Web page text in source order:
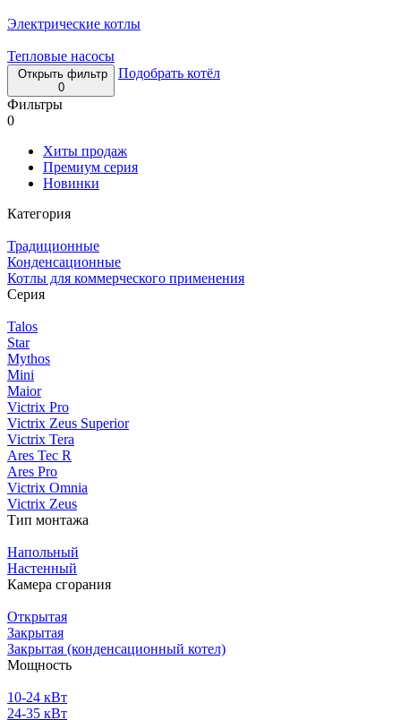
Электрические котлы
Тепловые насосы
Открыть фильтр
0
Подобрать котёл
Фильтры
0
Хиты продаж
Премиум серия
Новинки
Категория
Традиционные
Конденсационные
Котлы для коммерческого применения
Серия
Talos
Star
Mythos
Mini
Maior
Victrix Pro
Victrix Zeus Superior
Victrix Tera
Ares Tec R
Ares Pro
Victrix Omnia
Victrix Zeus
Тип монтажа
Напольный
Настенный
Камера сгорания
Открытая
Закрытая
Закрытая (конденсационный котел)
Мощность
10-24 кВт
24-35 кВт